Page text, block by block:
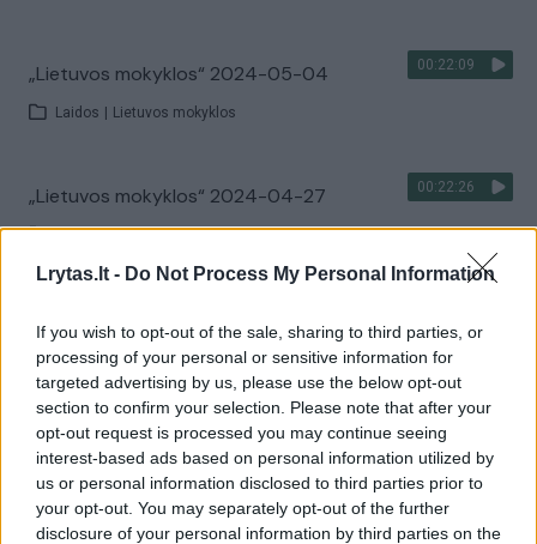
Lrytas.lt - Do Not Process My Personal Information
If you wish to opt-out of the sale, sharing to third parties, or
processing of your personal or sensitive information for
targeted advertising by us, please use the below opt-out
section to confirm your selection. Please note that after your
opt-out request is processed you may continue seeing
interest-based ads based on personal information utilized by
us or personal information disclosed to third parties prior to
your opt-out. You may separately opt-out of the further
disclosure of your personal information by third parties on the
00:22:09
„Lietuvos mokyklos“ 2024-05-04
Laidos Lietuvos mokyklos
00:22:26
„Lietuvos mokyklos“ 2024-04-27
Laidos | Lietuvos mokyklos
Laidos | Lietuvos mokyklos
00:22:17
„Lietuvos mokyklos“ 2024-04-13
Laidos | Lietuvos mokyklos